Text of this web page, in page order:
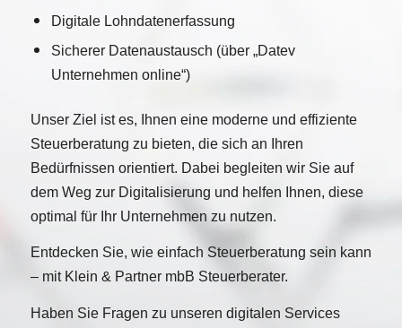
Digitale Lohndatenerfassung
Sicherer Datenaustausch (über „Datev
Unternehmen online“)
Unser Ziel ist es, Ihnen eine moderne und effiziente
Steuerberatung zu bieten, die sich an Ihren
Bedürfnissen orientiert. Dabei begleiten wir Sie auf
dem Weg zur Digitalisierung und helfen Ihnen, diese
optimal für Ihr Unternehmen zu nutzen.
Entdecken Sie, wie einfach Steuerberatung sein kann
– mit Klein & Partner mbB Steuerberater.
Haben Sie Fragen zu unseren digitalen Services